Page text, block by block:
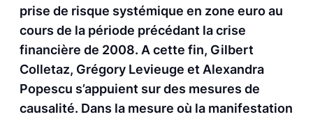
prise de risque systémique en zone euro au
cours de la période précédant la crise
financière de 2008. A cette fin, Gilbert
Colletaz, Grégory Levieuge et Alexandra
Popescu s’appuient sur des mesures de
causalité. Dans la mesure où la manifestation